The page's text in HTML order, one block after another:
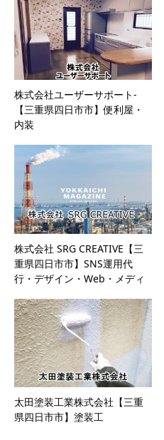
株式会社ユーザーサポート-
【三重県四日市市】便利屋・
内装
株式会社 SRG CREATIVE【三
重県四日市市】SNS運用代
行・デザイン・Web・メディ
太田塗装工業株式会社【三重
県四日市市】塗装工